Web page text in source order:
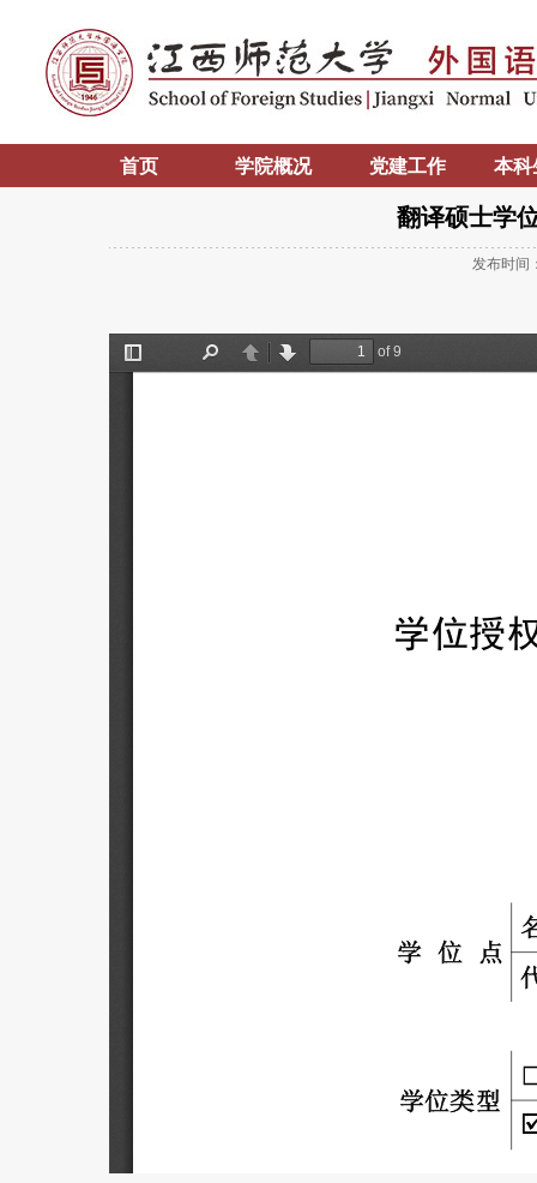
首页 学院概况 党建工作 本科
翻译硕士学
发布时间